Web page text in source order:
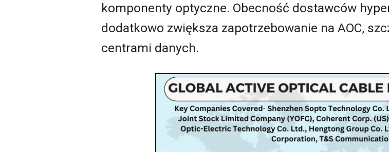
komponenty optyczne. Obecność dostawców
dodatkowo zwiększa zapotrzebowanie na AOC,
centrami danych.